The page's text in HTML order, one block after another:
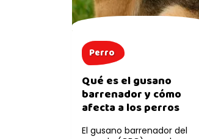
Perro
Qué es el gusano
barrenador y cómo
afecta a los perros
El gusano barrenador del